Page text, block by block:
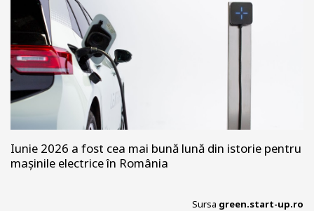
Iunie 2026 a fost cea mai bună lună din istorie pentru
mașinile electrice în România
Sursa green.start-up.ro